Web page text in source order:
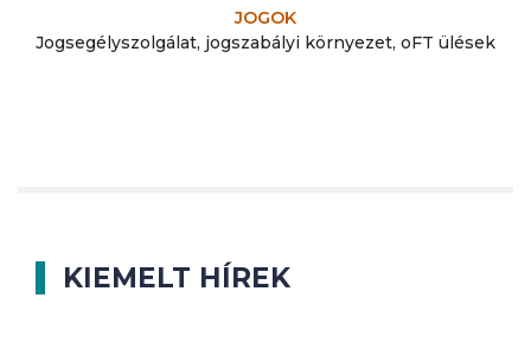
JOGOK
Jogsegélyszolgálat, jogszabályi környezet, oFT ülések
KIEMELT HÍREK